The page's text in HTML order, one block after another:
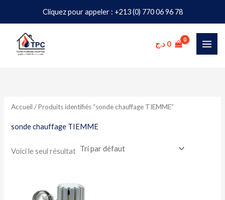
Cliquez pour appeler : +213 (0) 770 06 96 78
contenu
0 د.ج
Accueil / Produits identifiés “sonde chauffage TIEMME”
sonde chauffage TIEMME
Voici le seul résultat